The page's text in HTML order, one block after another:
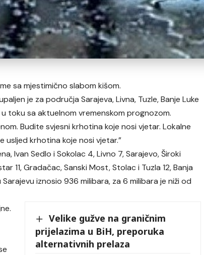
sa mjestimično slabom kišom.
je za područja Sarajeva, Livna, Tuzle, Banje Luke
u toku sa aktuelnom vremenskom prognozom.
Budite svjesni krhotina koje nosi vjetar. Lokalne
krhotina koje nosi vjetar.”
Ivan Sedlo i Sokolac 4, Livno 7, Sarajevo, Široki
11, Gradačac, Sanski Most, Stolac i Tuzla 12, Banja
iznosio 936 milibara, za 6 milibara je niži od
Velike gužve na graničnim
prijelazima u BiH, preporuka
alternativnih prelaza